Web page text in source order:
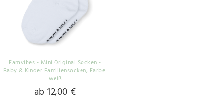
Famvibes - Mini Original Socken -
Baby & Kinder Familiensocken, Farbe:
weiß
ab 12,00 €